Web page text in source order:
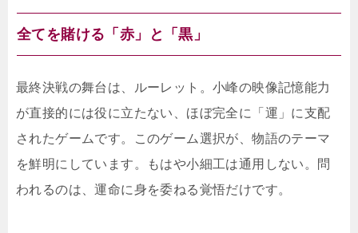
全てを賭ける「赤」と「黒」
最終決戦の舞台は、ルーレット。小峰の映像記憶能力
が直接的には役に立たない、ほぼ完全に「運」に支配
されたゲームです。このゲーム選択が、物語のテーマ
を鮮明にしています。もはや小細工は通用しない。問
われるのは、運命に身を委ねる覚悟だけです。